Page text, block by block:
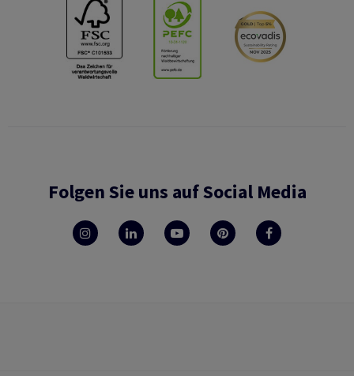
Folgen Sie uns auf Social Media